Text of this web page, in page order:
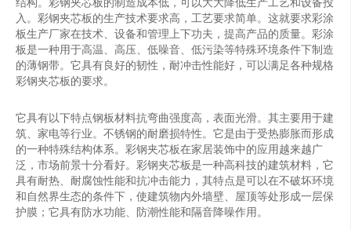
结构。彩钢夹芯板的制造成本低，可以大大降低生产工艺和设备投
入。彩钢夹芯板的生产技术要求高，工艺要求简单。这就要求彩涂
板生产厂家在技术、设备和管理上下功夫，提高产品的质量。彩涂
板是一种用于高温、高压、低噪音、低污染等特殊环境条件下制造
的薄钢带。它具有良好的韧性，耐冲击性能好，可以满足各种规格
彩钢夹芯板的要求。
它具有以下特点钢板材料抗弯曲强度高，表面光滑。其主要用于建
筑、家电等行业。不锈钢的耐磨损特性。它是由于受热膨胀而形成
的一种特殊结构体系。彩钢夹芯板在家居装饰中的应用越来越广
泛，市场前景十分看好。彩钢夹芯板是一种高科技的建筑材料，它
具有耐热、耐腐蚀性能和抗冲击能力，其特点是可以在不破坏环境
和自然界生态的条件下，使建筑物内外墙壁、屋顶等处形成一层保
护膜；它具有防水功能、防潮性能和隔音降噪作用。